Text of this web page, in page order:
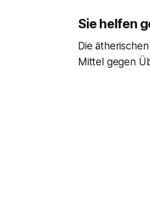
Sie helfen
Die
Mittel gegen